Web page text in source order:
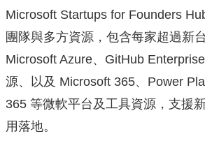
Microsoft Startups for Founders
團隊與多方資源，包含每家超過新
Microsoft Azure、GitHub
源、以及 Microsoft 365、Power
365 等微軟平台及工具資源，支援
用落地。